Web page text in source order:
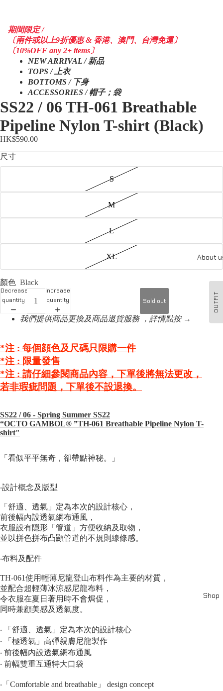
About
Shop
OUTFIT
期間限定 /
〔兩件或以上9折優惠 & 香港、澳門、台灣免運〕
〔10%OFF any 2+ items〕
NEW ARRIVAL / 新品
TOPS / 上衣
BOTTOMS / 下身
ACCESSORIES / 帽子；袋
SS22 / 06 TH-061 Breathable
Pipeline Nylon T-shirt (Black)
HK$590.00
尺寸
S
M
L
XL
顏色 Black
Decrease
quantity
Increase
quantity
Sold out
我們提供商品更換及商品退貨服務 ，詳情點按 →
*注 : 每個顔色及尺碼只限購一件
*注 : 限量發售
*注 : 請仔細參閱商品內容，下單後將無法更改，
若非瑕疵問題，下單後不設退換。
SS22 / 06⁠ - Spring Summer SS22
“OCTO GAMBOL®️ ”TH-061 Breathable Pipeline Nylon T-
shirt"
「看似平平無奇，卻帶點神秘。」
‧設計概念及版型
「舒適、透氣」定為本次的設計核心，
前後幅內設透氣網布通風，
衣服設有隱形「管道」方便收納及取物，
並以拼色拼布凸顯管道的不規則線條感。
‧布料及配件
TH-061使用輕薄尼龍登山布料作為主要的材質，
並配合超輕薄冰涼感尼龍布料，
令衣服在夏日著用時不會焗促，
同時兼顧美感及透氣度。
‧ 「舒適、透氣」定為本次的設計核心
‧ 「極透氣」高彈親膚尼龍製作
‧ 前後幅內設透氣網布通風
‧ 前幅雙重互通特大口袋
‧「Comfortable and breathable」 design concept